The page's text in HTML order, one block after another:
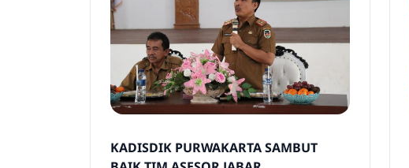
KADISDIK PURWAKARTA SAMBUT